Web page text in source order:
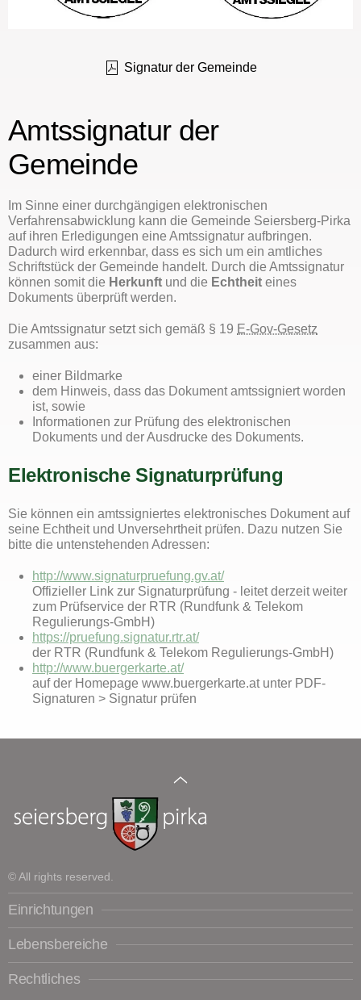
Signatur der Gemeinde
Amtssignatur der
Gemeinde
Im Sinne einer durchgängigen elektronischen
Verfahrensabwicklung kann die Gemeinde Seiersberg-Pirka
auf ihren Erledigungen eine Amtssignatur aufbringen.
Dadurch wird erkennbar, dass es sich um ein amtliches
Schriftstück der Gemeinde handelt. Durch die Amtssignatur
können somit die Herkunft und die Echtheit eines
Dokuments überprüft werden.
Die Amtssignatur setzt sich gemäß § 19 E-Gov-Gesetz
zusammen aus:
einer Bildmarke
dem Hinweis, dass das Dokument amtssigniert worden
ist, sowie
Informationen zur Prüfung des elektronischen
Dokuments und der Ausdrucke des Dokuments.
Elektronische Signaturprüfung
Sie können ein amtssigniertes elektronisches Dokument auf
seine Echtheit und Unversehrtheit prüfen. Dazu nutzen Sie
bitte die untenstehenden Adressen:
http://www.signaturpruefung.gv.at/
Offizieller Link zur Signaturprüfung - leitet derzeit weiter
zum Prüfservice der RTR (Rundfunk & Telekom
Regulierungs-GmbH)
https://pruefung.signatur.rtr.at/
der RTR (Rundfunk & Telekom Regulierungs-GmbH)
http://www.buergerkarte.at/
auf der Homepage www.buergerkarte.at unter PDF-
Signaturen > Signatur prüfen
© All rights reserved.
Einrichtungen
Lebensbereiche
Rechtliches